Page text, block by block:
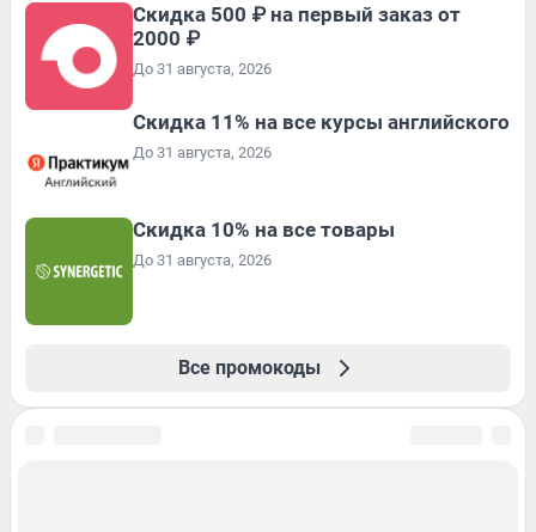
Скидка 500 ₽ на первый заказ от
2000 ₽
До 31 августа, 2026
Скидка 11% на все курсы английского
До 31 августа, 2026
Скидка 10% на все товары
До 31 августа, 2026
Все промокоды